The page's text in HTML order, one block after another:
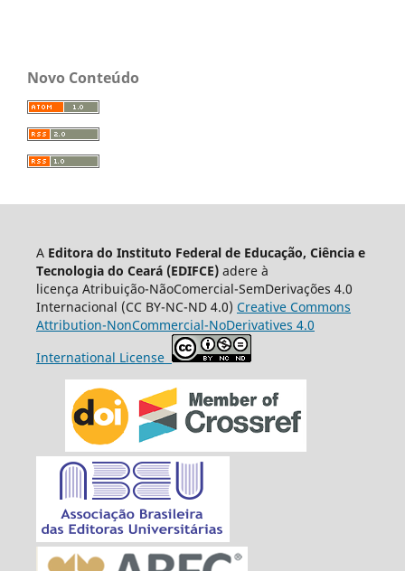
Novo Conteúdo
A Editora do Instituto Federal de Educação, Ciência e
Tecnologia do Ceará (EDIFCE)adere à
licença Atribuição-NãoComercial-SemDerivações 4.0
Internacional (CC BY-NC-ND 4.0) Creative Commons
Attribution-NonCommercial-NoDerivatives 4.0
International License